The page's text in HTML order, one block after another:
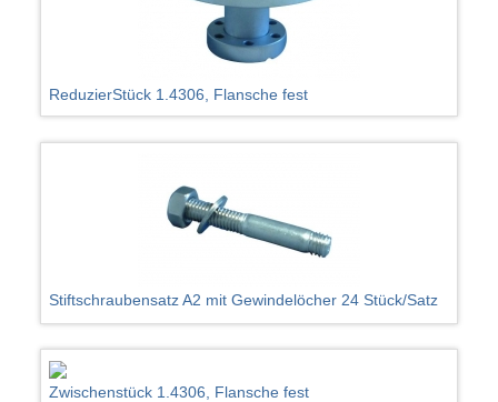
ReduzierStück 1.4306, Flansche fest
Stiftschraubensatz A2 mit Gewindelöcher 24 Stück/Satz
Zwischenstück 1.4306, Flansche fest